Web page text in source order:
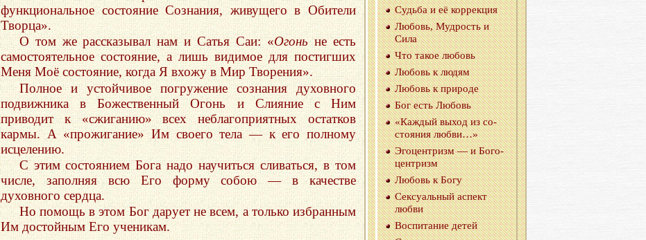
функциональное состояние Сознания, живущего в Обители
Творца».
О том же рассказывал нам и Сатья Саи: «Огоньне есть
самостоятельное состояние, а лишь видимое для постигших
Меня Моё состояние, когда Я вхожу в Мир Творения».
Полное и устойчивое погружение сознания духовного
подвижника в Божественный Огонь и Слияние с Ним
приводит к «сжиганию» всех неблагоприятных остатков
кармы. А «прожигание» Им своего тела — к его полному
исцелению.
С этим состоянием Бога надо научиться сливаться, в том
числе, заполняя всю Его форму собою — в качестве
духовного сердца.
Но помощь в этом Бог дарует не всем, а только избранным
Им достойным Его ученикам.
Судь­ба и её кор­рек­ция
Лю­бовь, Муд­рость и
Сила
Что такое лю­бовь
Лю­бовь к людям
Лю­бовь к при­ро­де
Бог есть Лю­бовь
«Каж­дый выход из со­
сто­я­ния любви…»
Эго­цен­тризм — и Бо­го­
цен­тризм
Лю­бовь к Богу
Сек­су­аль­ный ас­пект
любви
Вос­пи­та­ние детей